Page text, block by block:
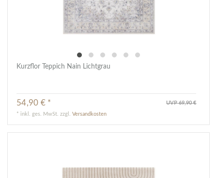
Kurzflor Teppich Nain Lichtgrau
UVP 69,90 €
54,90 € *
* inkl. ges. MwSt. zzgl.Versandkosten